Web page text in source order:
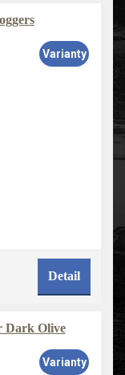
Varianty
Detail
Dark Olive
Varianty